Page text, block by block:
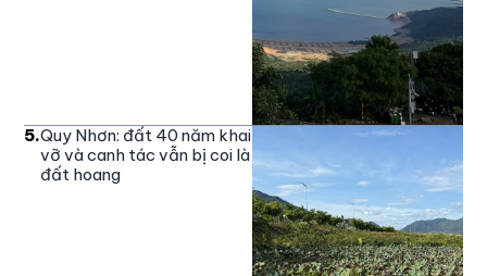
5.Quy Nhơn: đất 40 năm khai
vỡ và canh tác vẫn bị coi là
đất hoang